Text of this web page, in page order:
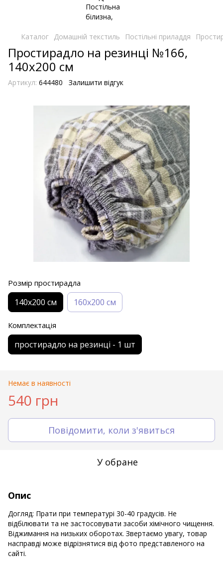
Каталог Домашній текстиль Постільні приладдя
Простирадло на резинці №166,
140х200 см
Артикул: 644480 Залишити відгук
Розмір простирадла
140х200 см 160х200 см
Комплектація
простирадло на резинці - 1 шт
Немає в наявності
540 грн
Повідомити, коли з'явиться
У обране
Опис
Догляд: Прати при температурі 30-40 градусів. Не
відбілювати та не застосовувати засоби хімічного чищення.
Віджимання на низьких оборотах. Звертаємо увагу, товар
насправді може відрізнятися від фото представленого на
сайті.